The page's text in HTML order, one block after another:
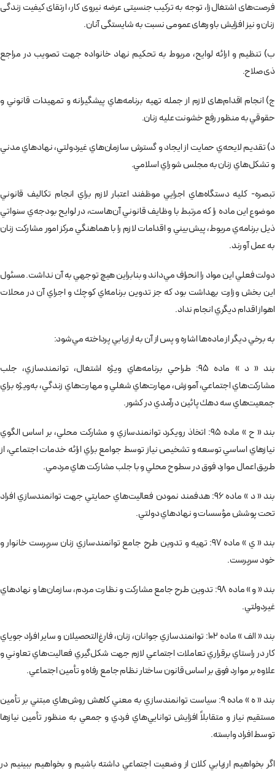
فرصت‌های اشتغال‌زا، توجه به تركيب جنسيتی عرضه نيروی كار، ارتقای كيفيت زندگی
زنان و نيز افزايش باورهای عمومی نسبت به شايستگی آنان.
ب) تنظيم و ارائه لوايح، مربوط به تحكيم نهاد خانواده جهت تصويب در مراجع
ذی‌صلاح.
ج) انجام اقدام‌های لازم از جمله تهيه برنامه‌هاي پيشگيرانه و تمهيدات قانوني و
حقوقي به منظور رفع خشونت عليه زنان.
د) تقديم لايحه‌ي حمايت از ايجاد و گسترش سازمان‌هاي غيردولتي، نهادهاي مدني
و تشكل‌هاي زنان به مجلس شوراي اسلامي.
تبصره- كليه دستگاه‌هاي اجرايي موظفند اعتبار لازم براي انجام تكاليف قانوني
موضوع اين ماده را كه مرتبط با وظايف قانوني آن‌هاست، در لوايح بودجه‌ي سنواتي
ذيل برنامه‌ي مربوط، پيش‌بيني و اقدامات لازم را با هماهنگي مركز امور مشاركت زنان
به عمل آورند.
دولت فعلي اين مواد را انحراف مي‌داند و بنابراين هيچ توجهي به آن نداشت. مسئول
اين بخش وزارت بهداشت بود كه جز تدوين برنامه‌اي كوچك و اجراي آن در محلات
اهواز اقدام ديگري انجام نداد.
به برخي ديگر از ماده‌ها اشاره و پس از آن به ارزيابي پرداخته مي‌شود:
بند « د » ماده 95: طراحي برنامه‌هاي ويژه اشتغال، توانمندسازي، جلب
مشاركت‌هاي اجتماعي، آموزش، مهارت‌هاي شغلي و مهارت‌هاي زندگي، به‌ويژه براي
جمعيت‌هاي سه دهك پائين درآمدي در كشور.
بند « ح » ماده 95: اتخاذ رويكرد توانمندسازي و مشاركت محلي، بر اساس الگوي
نيازهاي اساسي توسعه و تشخيص نياز توسط جوامع براي ارائه خدمات اجتماعي، از
طريق اعمال موارد فوق در سطوح محلي و با جلب مشاركت هاي مردمي.
بند « د » ماده 96: هدفمند نمودن فعاليت‌هاي حمايتي جهت توانمندسازي افراد
تحت پوشش مؤسسات و نهادهاي دولتي.
بند « ي » ماده 97: تهيه و تدوين طرح جامع توانمندسازي زنان سرپرست خانوار و
خود سرپرست.
بند « و » ماده 98: تدوين طرح جامع مشاركت و نظارت مردم، سازمان‌ها و نهادهاي
غيردولتي.
بند « الف » ماده 102: توانمندسازي جوانان، زنان، فارغ‌التحصيلان و ساير افراد جوياي
كار در راستاي برقراري تعاملات اجتماعي لازم جهت شكل‌گيري فعاليت‌هاي تعاوني و
علاوه بر موارد فوق بر اساس قانون ساختار نظام جامع رفاه و تأمين اجتماعي.
بند « ه » ماده 9: سياست توانمندسازي به معني كاهش روش‌هاي مبتني بر تأمين
مستقيم نياز و متقابلاً افزايش توانايي‌هاي فردي و جمعي به منظور تأمين نيازها
توسط افراد وابسته.
اگر بخواهيم ارزيابي كلان از وضعيت اجتماعي داشته باشيم و بخواهيم ببينيم در